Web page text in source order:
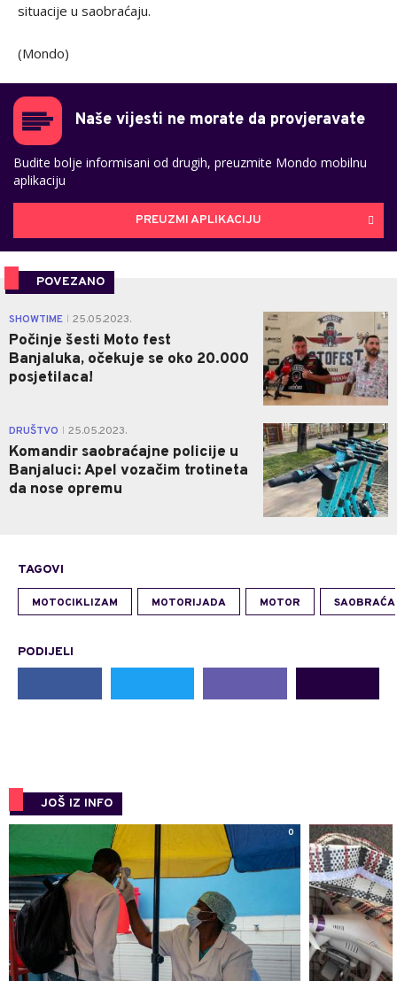
situacije u saobraćaju.
(Mondo)
Naše vijesti ne morate da provjeravate
Budite bolje informisani od drugih, preuzmite Mondo mobilnu
aplikaciju
PREUZMI APLIKACIJU
POVEZANO
SHOWTIME 25.05.2023.
Počinje šesti Moto fest
Banjaluka, očekuje se oko 20.000
posjetilaca!
1
DRUŠTVO 25.05.2023.
Komandir saobraćajne policije u
Banjaluci: Apel vozačim trotineta
da nose opremu
1
TAGOVI
MOTOCIKLIZAM MOTORIJADA MOTOR
PODIJELI
JOŠ IZ INFO
0